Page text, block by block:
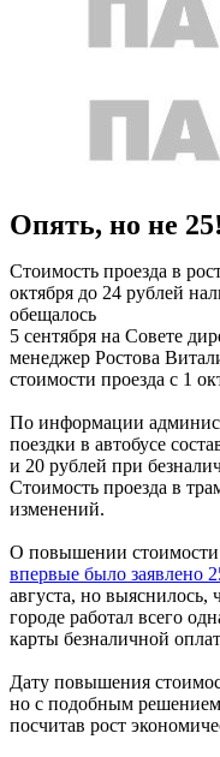
Опять, но не 25!
Стоимость проезда в
октября до 24 рублей
обещалось
5 сентября на Совете
менеджер Ростова
стоимости проезда с 1
По информации
поездки в автобусе
и 20 рублей при
Стоимость проезда в
изменений.
О повышении стоимости
впервые было заявлено
августа, но выяснилось,
городе работал всего
карты безналичной
Дату повышения
но с подобным решением
посчитав рост